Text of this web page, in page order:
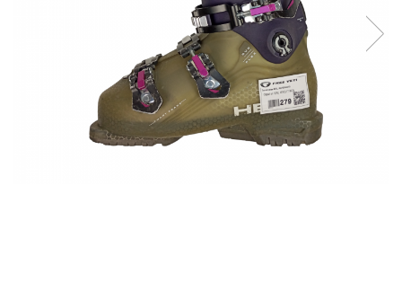
Bețe noi modele feminine